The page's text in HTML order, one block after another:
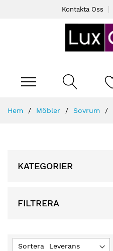
Kontakta Oss
Hem Möbler Sovrum
Sortera :
KATEGORIER
FILTRERA